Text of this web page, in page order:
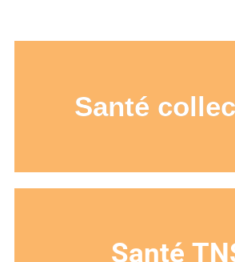
Santé
Santé